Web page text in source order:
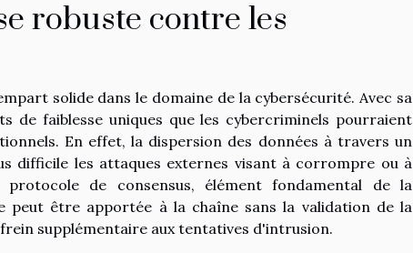
robuste contre les
solide dans le domaine de la cybersécurité. Avec sa
de faiblesse uniques que les cybercriminels pourraient
En effet, la dispersion des données à travers un
difficile les attaques externes visant à corrompre ou à
de consensus, élément fondamental de la
peut être apportée à la chaîne sans la validation de la
supplémentaire aux tentatives d'intrusion.